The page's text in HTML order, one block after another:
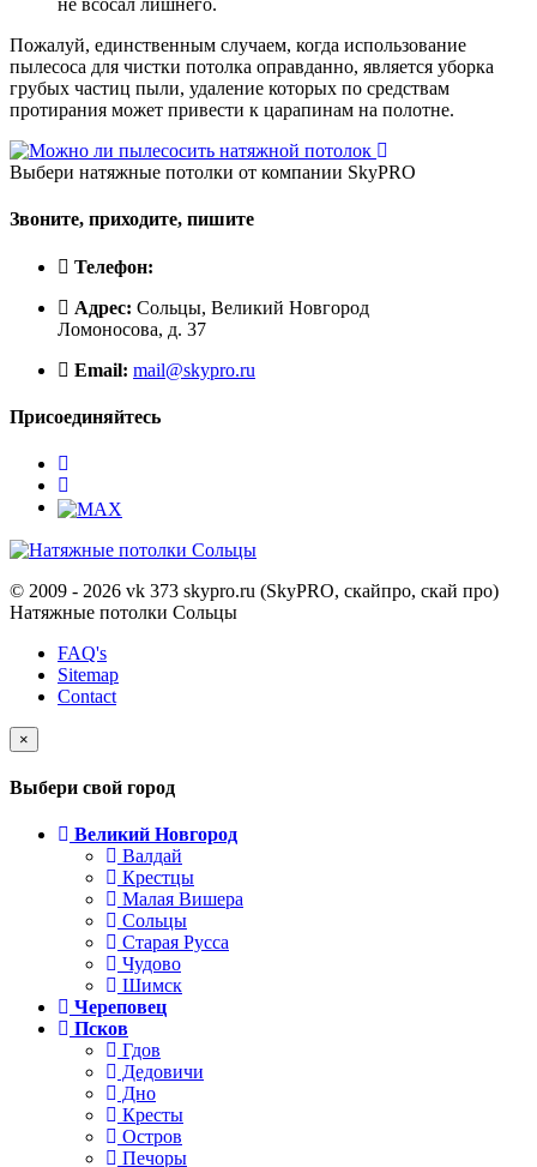
не всосал лишнего.
Пожалуй, единственным случаем, когда использование
пылесоса для чистки потолка оправданно, является уборка
грубых частиц пыли, удаление которых по средствам
протирания может привести к царапинам на полотне.
Выбери натяжные потолки от компании SkyPRO
Звоните, приходите, пишите
Телефон:
Адрес: Сольцы, Великий Новгород
Ломоносова, д. 37
Email: mail@skypro.ru
Присоединяйтесь
© 2009 - 2026 vk 373 skypro.ru (SkyPRO, скайпро, скай про)
Натяжные потолки Сольцы
FAQ's
Sitemap
Contact
×
Выбери свой город
Великий Новгород
Валдай
Крестцы
Малая Вишера
Сольцы
Старая Русса
Чудово
Шимск
Череповец
Псков
Гдов
Дедовичи
Дно
Кресты
Остров
Печоры